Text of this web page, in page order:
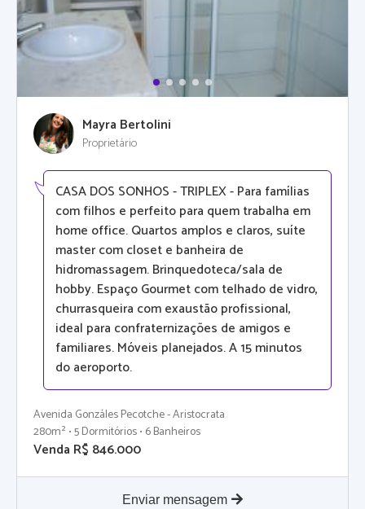
Mayra Bertolini
Proprietário
CASA DOS SONHOS - TRIPLEX - Para famílias
com filhos e perfeito para quem trabalha em
home office. Quartos amplos e claros, suíte
master com closet e banheira de
hidromassagem. Brinquedoteca/sala de
hobby. Espaço Gourmet com telhado de vidro,
churrasqueira com exaustão profissional,
ideal para confraternizações de amigos e
familiares. Móveis planejados. A 15 minutos
do aeroporto.
Avenida Gonzáles Pecotche - Aristocrata
280m² • 5 Dormitórios • 6 Banheiros
Venda R$ 846.000
Enviar mensagem